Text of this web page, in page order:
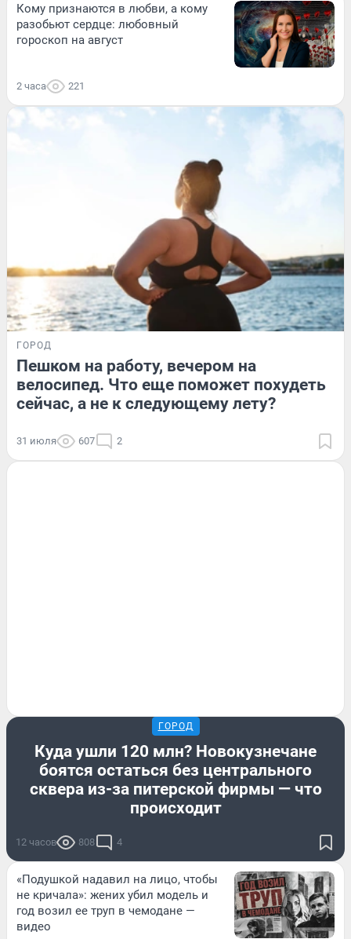
Кому признаются в любви, а кому
разобьют сердце: любовный
гороскоп на август
2 часа 221
ГОРОД
Пешком на работу, вечером на
велосипед. Что еще поможет похудеть
сейчас, а не к следующему лету?
31 июля 607 2
ГОРОД
Куда ушли 120 млн? Новокузнечане
боятся остаться без центрального
сквера из-за питерской фирмы — что
происходит
12 часов 808 4
«Подушкой надавил на лицо, чтобы
не кричала»: жених убил модель и
год возил ее труп в чемодане —
видео